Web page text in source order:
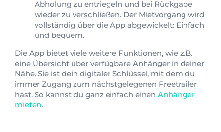
Abholung zu entriegeln und bei Rückgabe
wieder zu verschließen. Der Mietvorgang wird
vollständig über die App abgewickelt: Einfach
und bequem.
Die App bietet viele weitere Funktionen, wie z.B.
eine Übersicht über verfügbare Anhänger in deiner
Nähe. Sie ist dein digitaler Schlüssel, mit dem du
immer Zugang zum nächstgelegenen Freetrailer
hast. So kannst du ganz einfach einen Anhänger
mieten.